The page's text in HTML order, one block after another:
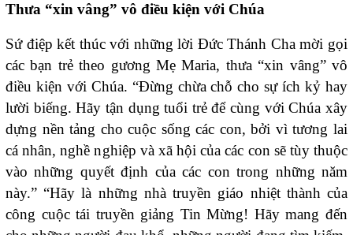
Thưa “xin vâng” vô điều kiện với Chúa
Sứ điệp kết thúc với những lời Đức Thánh Cha mời gọi
các bạn trẻ theo gương Mẹ Maria, thưa “xin vâng” vô
điều kiện với Chúa. “Đừng chừa chỗ cho sự ích kỷ hay
lười biếng. Hãy tận dụng tuổi trẻ để cùng với Chúa xây
dựng nền tảng cho cuộc sống các con, bởi vì tương lai
cá nhân, nghề nghiệp và xã hội của các con sẽ tùy thuộc
vào những quyết định của các con trong những năm
này.” “Hãy là những nhà truyền giáo nhiệt thành của
công cuộc tái truyền giảng Tin Mừng! Hãy mang đến